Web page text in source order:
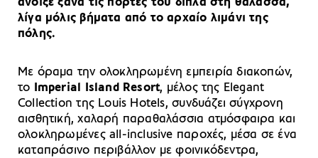
λίγα μόλις βήματα από το αρχαίο λιμάνι της
πόλης.
Με όραμα την ολοκληρωμένη εμπειρία διακοπών,
το
Imperial Island Resort, μέλος της Elegant
Collection της Louis Hotels, συνδυάζει σύγχρονη
αισθητική, χαλαρή παραθαλάσσια ατμόσφαιρα και
ολοκληρωμένες all-inclusive παροχές, μέσα σε ένα
καταπράσινο περιβάλλον με φοινικόδεντρα,